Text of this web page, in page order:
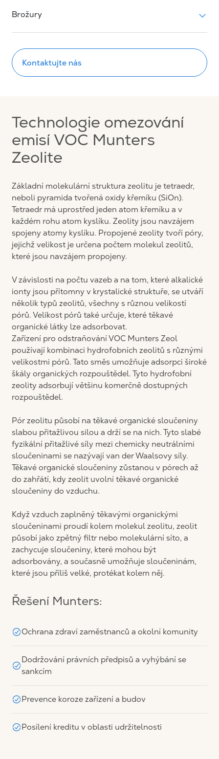
Brožury
Kontaktujte nás
Technologie omezování
emisí VOC Munters
Zeolite
Základní molekulární struktura zeolitu je tetraedr,
neboli pyramida tvořená oxidy křemíku (SiOn).
Tetraedr má uprostřed jeden atom křemíku a v
každém rohu atom kyslíku. Zeolity jsou navzájem
spojeny atomy kyslíku. Propojené zeolity tvoří póry,
jejichž velikost je určena počtem molekul zeolitů,
které jsou navzájem propojeny.
V závislosti na počtu vazeb a na tom, které alkalické
ionty jsou přítomny v krystalické struktuře, se utváří
několik typů zeolitů, všechny s různou velikostí
pórů. Velikost pórů také určuje, které těkavé
organické látky lze adsorbovat.
Zařízení pro odstraňování VOC Munters Zeol
používají kombinaci hydrofobních zeolitů s různými
velikostmi pórů. Tato směs umožňuje adsorpci široké
škály organických rozpouštědel. Tyto hydrofobní
zeolity adsorbují většinu komerčně dostupných
rozpouštědel.
Pór zeolitu působí na těkavé organické sloučeniny
slabou přitažlivou silou a drží se na nich. Tyto slabé
fyzikální přitažlivé síly mezi chemicky neutrálními
sloučeninami se nazývají van der Waalsovy síly.
Těkavé organické sloučeniny zůstanou v pórech až
do zahřátí, kdy zeolit uvolní těkavé organické
sloučeniny do vzduchu.
Když vzduch zaplněný těkavými organickými
sloučeninami proudí kolem molekul zeolitu, zeolit
působí jako zpětný filtr nebo molekulární síto, a
zachycuje sloučeniny, které mohou být
adsorbovány, a současně umožňuje sloučeninám,
které jsou příliš velké, protékat kolem něj.
Řešení Munters:
Ochrana zdraví zaměstnanců a okolní komunity
Dodržování právních předpisů a vyhýbání se
sankcím
Prevence koroze zařízení a budov
Posílení kreditu v oblasti udržitelnosti